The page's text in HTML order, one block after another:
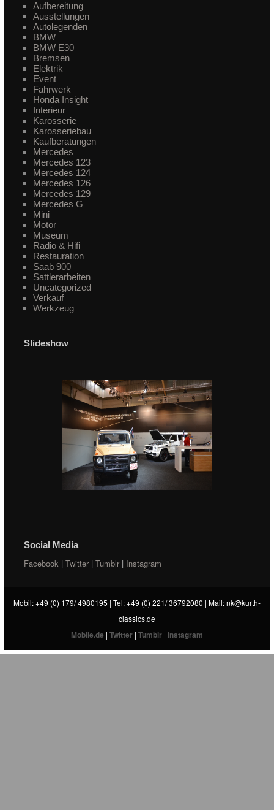
Aufbereitung
Ausstellungen
Autolegenden
BMW
BMW E30
Bremsen
Elektrik
Event
Fahrwerk
Honda Insight
Interieur
Karosserie
Karosseriebau
Kaufberatungen
Mercedes
Mercedes 123
Mercedes 124
Mercedes 126
Mercedes 129
Mercedes G
Mini
Motor
Museum
Radio & Hifi
Restauration
Saab 900
Sattlerarbeiten
Uncategorized
Verkauf
Werkzeug
Slideshow
Social Media
Facebook |Twitter |Tumblr | Instagram
Mobil: +49 (0) 179/ 4980195 | Tel: +49 (0) 221/ 36792080 | Mail:nk@kurth-
classics.de
Mobile.de | Twitter | Tumblr | Instagram